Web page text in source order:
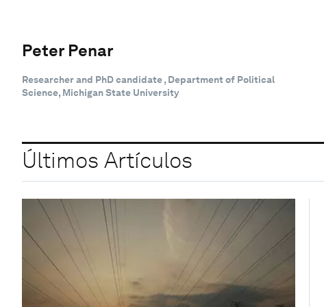
Peter Penar
Researcher and PhD candidate , Department of Political
Science, Michigan State University
Últimos Artículos